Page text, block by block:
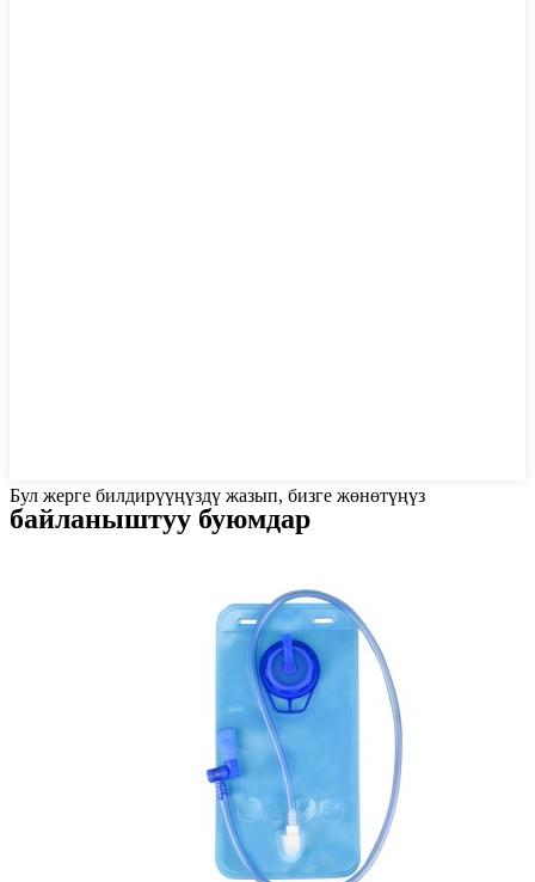
Бул жерге билдирүүңүздү жазып, бизге жөнөтүңүз
байланыштуу буюмдар